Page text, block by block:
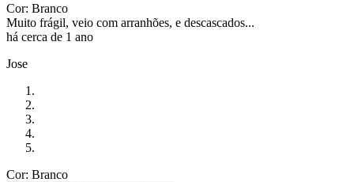
Cor: Branco
Muito frágil, veio com arranhões, e descascados...
há cerca de 1 ano
Jose
Cor: Branco